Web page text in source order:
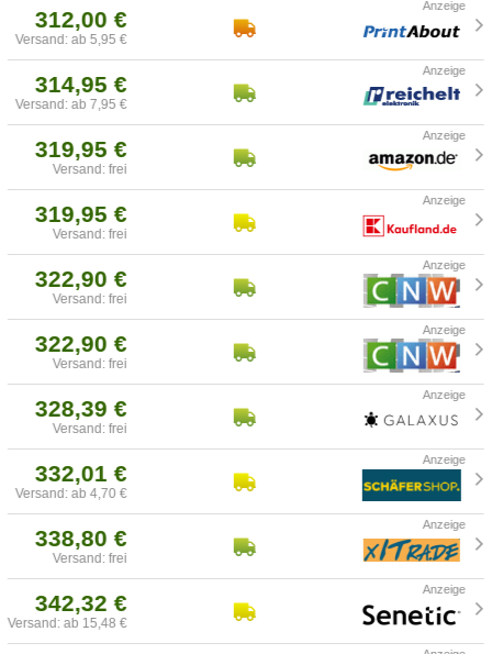
312,00 €
Versand: ab 5,95 €
314,95 €
Versand: ab 7,95 €
319,95 €
Versand: frei
319,95 €
Versand: frei
322,90 €
Versand: frei
322,90 €
Versand: frei
328,39 €
Versand: frei
332,01 €
Versand: ab 4,70 €
338,80 €
Versand: frei
342,32 €
Versand: ab 15,48 €